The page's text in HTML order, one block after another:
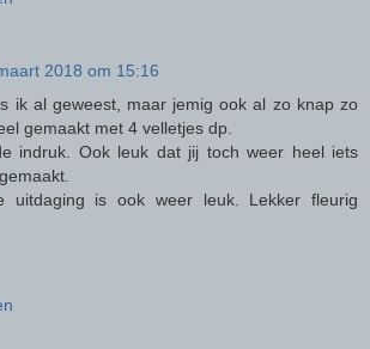
2018 om 15:16
ik al geweest, maar jemig ook al zo knap zo
gemaakt met 4 velletjes dp.
indruk. Ook leuk dat jij toch weer heel iets
uitdaging is ook weer leuk. Lekker fleurig